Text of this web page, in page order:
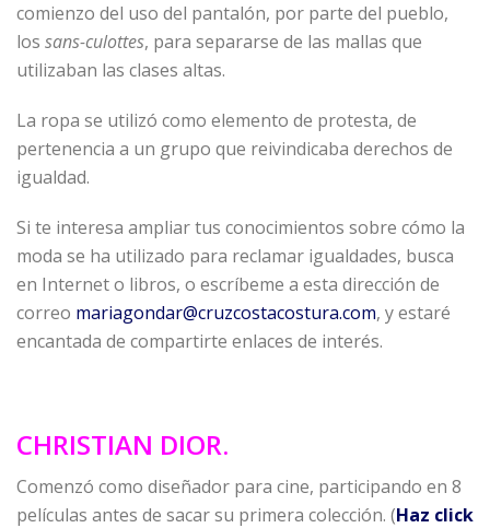
comienzo del uso del pantalón, por parte del pueblo,
los sans-culottes, para separarse de las mallas que
utilizaban las clases altas.
La ropa se utilizó como elemento de protesta, de
pertenencia a un grupo que reivindicaba derechos de
igualdad.
Si te interesa ampliar tus conocimientos sobre cómo la
moda se ha utilizado para reclamar igualdades, busca
en Internet o libros, o escríbeme a esta dirección de
correo mariagondar@cruzcostacostura.com, y estaré
encantada de compartirte enlaces de interés.
CHRISTIAN DIOR.
Comenzó como diseñador para cine, participando en 8
películas antes de sacar su primera colección. (Haz click